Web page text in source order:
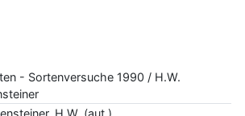
- Sortenversuche 1990 / H.W.
H.W. (aut.)